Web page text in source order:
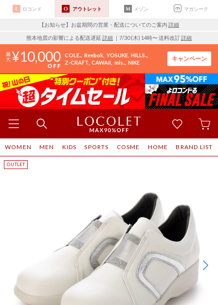
ロコンド アウトレット メゾン マガシーク
【お知らせ】お盆期間の営業・配送についてのご案内 詳細
熊本地震の影響による配送遅延 詳細 ｜7/30 (木) 14時〜 送料改訂詳細
10,000 COLE.. Reebok YOSUKE HILLS..
Z-CRAFT CAWAII mis.. NIKE
キャンペーン
WOMEN MEN KIDS SPORTS COSME HOME BRAND LIST